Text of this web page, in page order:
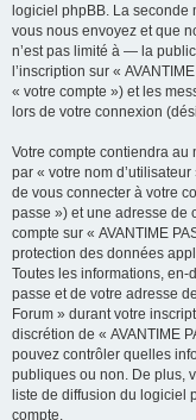
logiciel phpBB. La
vous nous envoyez et que
n’est pas limité à — la
l’inscription sur «
« votre compte ») et les
lors de votre connexion
Votre compte contiendra
par « votre nom
de vous connecter à votre
passe ») et une adresse de
compte sur « AVANTIME
protection des données
Toutes les informations, en-
passe et de votre adresse
Forum » durant votre
discrétion de « AVANTIME
pouvez contrôler quelles
publiques ou non. De plus,
liste de diffusion du logiciel
compte.